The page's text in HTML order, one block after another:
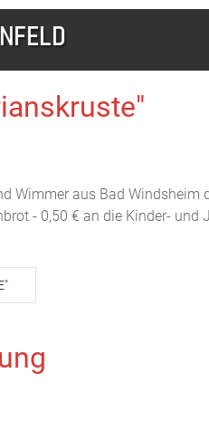
Wimmer aus Bad
- 0,50 € an die Kinder-